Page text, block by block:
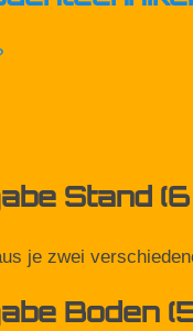
Stand
je zwei
Boden